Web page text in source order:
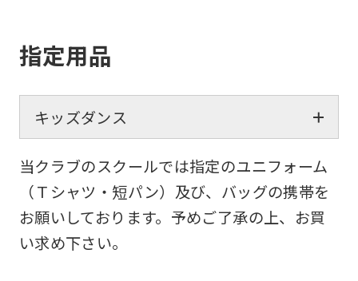
指定用品
キッズダンス
当クラブのスクールでは指定のユニフォーム
（Ｔシャツ・短パン）及び、バッグの携帯を
お願いしております。予めご了承の上、お買
い求め下さい。